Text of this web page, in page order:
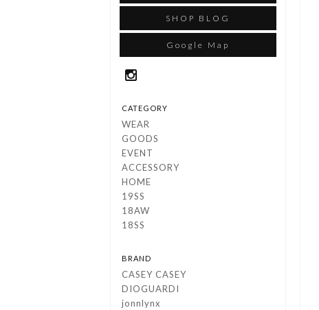
SHOP BLOG
Google Map
CATEGORY
WEAR
GOODS
EVENT
ACCESSORY
HOME
19SS
18AW
18SS
BRAND
CASEY CASEY
DIOGUARDI
jonnlynx